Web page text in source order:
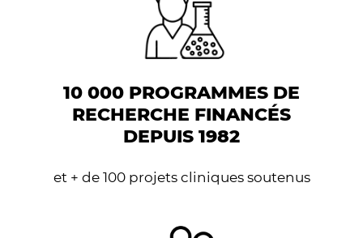
10 000 PROGRAMMES DE
RECHERCHE FINANCÉS
DEPUIS 1982
et + de 100 projets cliniques soutenus